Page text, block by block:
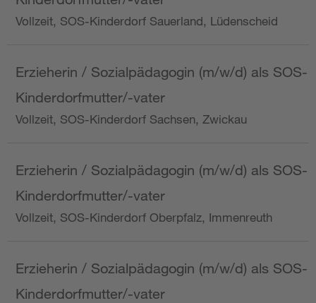
Vollzeit, SOS-Kinderdorf Sauerland, Lüdenscheid
Erzieherin / Sozialpädagogin (m/w/d) als SOS-
Kinderdorfmutter/-vater
Vollzeit, SOS-Kinderdorf Sachsen, Zwickau
Erzieherin / Sozialpädagogin (m/w/d) als SOS-
Kinderdorfmutter/-vater
Vollzeit, SOS-Kinderdorf Oberpfalz, Immenreuth
Erzieherin / Sozialpädagogin (m/w/d) als SOS-
Kinderdorfmutter/-vater